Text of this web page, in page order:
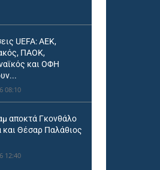
UEFA: ΑΕΚ,
ΠΑΟΚ,
και ΟΦΗ
08:10
αποκτά Γκονθάλο
και Θέσαρ Παλάθιος
12:40